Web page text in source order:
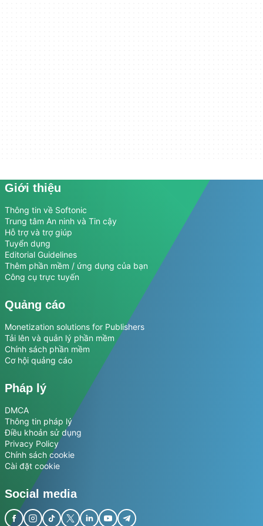
Giới thiệu
Thông tin về Softonic
Trung tâm An ninh và Tin cậy
Hỗ trợ và trợ giúp
Tuyển dụng
Editorial Guidelines
Thêm phần mềm / ứng dụng của bạn
Công cụ trực tuyến
Quảng cáo
Monetization solutions for Publishers
Tải lên và quản lý phần mềm
Chính sách phần mềm
Cơ hội quảng cáo
Pháp lý
DMCA
Thông tin pháp lý
Điều khoản sử dụng
Privacy Policy
Chính sách cookie
Cài đặt cookie
Social media